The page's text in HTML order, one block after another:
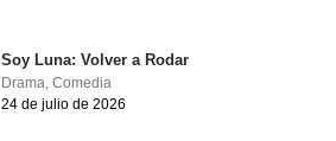
Soy Luna: Volver a Rodar
Drama,Comedia
24 de julio de 2026